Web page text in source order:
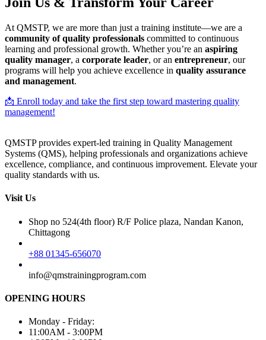
At QMSTP, we are more than just a training institute—we are a
community of quality professionals committed to continuous
learning and professional growth. Whether you’re an aspiring
quality manager, a corporate leader, or an entrepreneur, our
programs will help you achieve excellence in quality assurance
and management.
📩 Enroll today and take the first step toward mastering quality
management!
QMSTP provides expert-led training in Quality Management
Systems (QMS), helping professionals and organizations achieve
excellence, compliance, and continuous improvement. Elevate your
quality standards with us.
Visit Us
Shop no 524(4th floor) R/F Police plaza, Nandan Kanon,
Chittagong
+88 01345-656070
info@qmstrainingprogram.com
OPENING HOURS
Monday - Friday:
11:00AM - 3:00PM